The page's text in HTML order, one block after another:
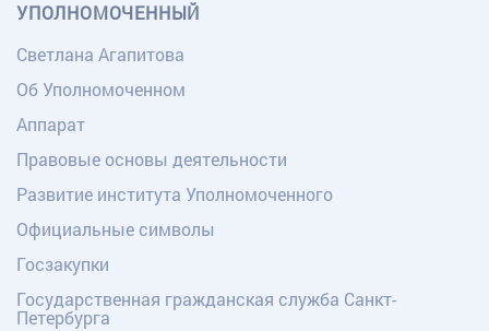
УПОЛНОМОЧЕННЫЙ
Светлана Агапитова
Об Уполномоченном
Аппарат
Правовые основы деятельности
Развитие института Уполномоченного
Официальные символы
Госзакупки
Государственная гражданская служба Санкт-
Петербурга